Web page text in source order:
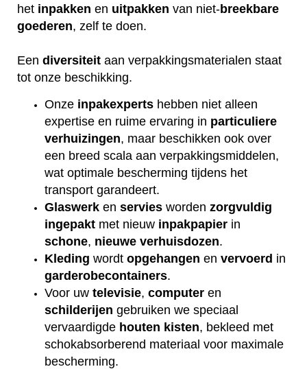
het inpakken en uitpakken van niet-breekbare
goederen, zelf te doen.
Een diversiteit aan verpakkingsmaterialen staat
tot onze beschikking.
Onze inpakexperts hebben niet alleen
expertise en ruime ervaring in particuliere
verhuizingen, maar beschikken ook over
een breed scala aan verpakkingsmiddelen,
wat optimale bescherming tijdens het
transport garandeert.
Glaswerk en servies worden zorgvuldig
ingepakt met nieuw inpakpapier in
schone, nieuwe verhuisdozen.
Kleding wordt opgehangen en vervoerd in
garderobecontainers.
Voor uw televisie, computer en
schilderijen gebruiken we speciaal
vervaardigde houten kisten, bekleed met
schokabsorberend materiaal voor maximale
bescherming.